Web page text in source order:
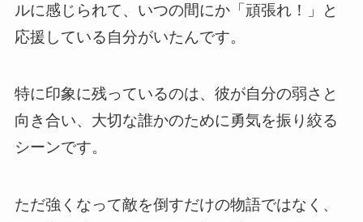
ルに感じられて、いつの間にか「頑張れ！」と
応援している自分がいたんです。
特に印象に残っているのは、彼が自分の弱さと
向き合い、大切な誰かのために勇気を振り絞る
シーンです。
ただ強くなって敵を倒すだけの物語ではなく、